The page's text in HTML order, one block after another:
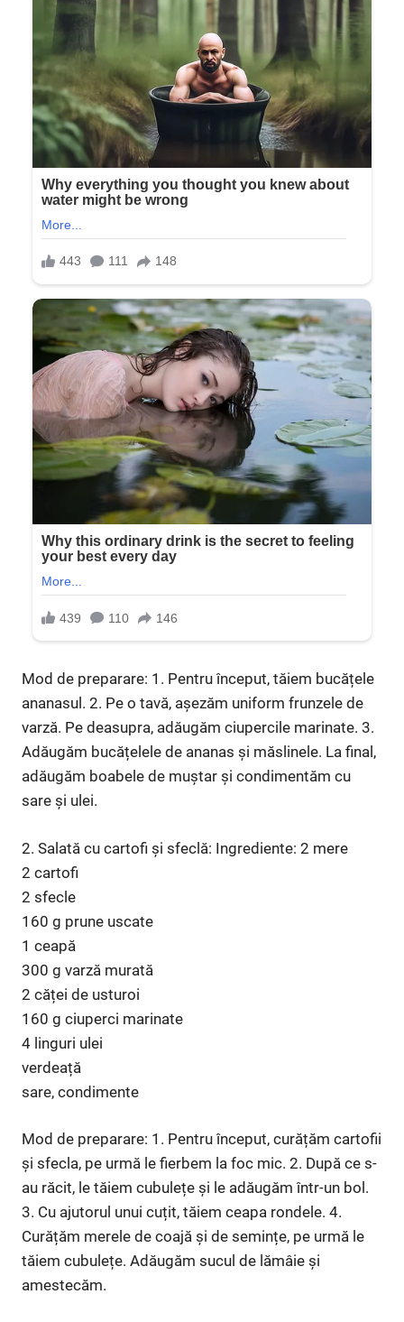
Mod de preparare: 1. Pentru început, tăiem bucățele
ananasul. 2. Pe o tavă, așezăm uniform frunzele de
varză. Pe deasupra, adăugăm ciupercile marinate. 3.
Adăugăm bucățelele de ananas și măslinele. La final,
adăugăm boabele de muștar și condimentăm cu
sare și ulei.
2. Salată cu cartofi și sfeclă: Ingrediente: 2 mere
2 cartofi
2 sfecle
160 g prune uscate
1 ceapă
300 g varză murată
2 căței de usturoi
160 g ciuperci marinate
4 linguri ulei
verdeață
sare, condimente
Mod de preparare: 1. Pentru început, curățăm cartofii
și sfecla, pe urmă le fierbem la foc mic. 2. După ce s-
au răcit, le tăiem cubulețe și le adăugăm într-un bol.
3. Cu ajutorul unui cuțit, tăiem ceapa rondele. 4.
Curățăm merele de coajă și de semințe, pe urmă le
tăiem cubulețe. Adăugăm sucul de lămâie și
amestecăm.